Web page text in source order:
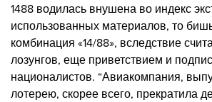
1488 водилась внушена во индекс
использованных материалов, то
комбинация «14/88», вследствие
лозунгов, еще приветствием и
националистов. “Авиакомпания,
лотерею, скорее всего, прекратила